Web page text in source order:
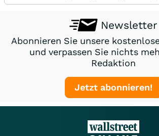
Newsletter
Abonnieren Sie unsere
und verpassen Sie nichts
Redaktion
Jetzt abonnieren!